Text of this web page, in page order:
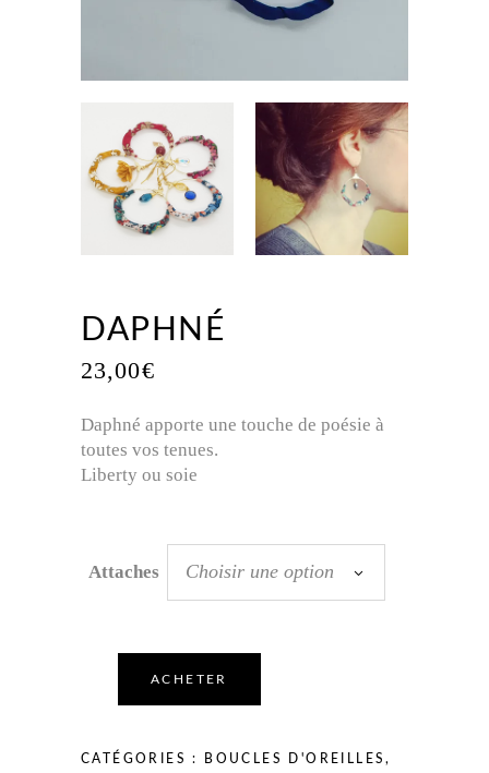
DAPHNÉ
23,00€
Daphné apporte une touche de poésie à
toutes vos tenues.
Liberty ou soie
Attaches Choisir une option
ACHETER
CATÉGORIES : BOUCLES D'OREILLES,